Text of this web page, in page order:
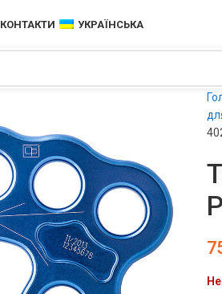
КОНТАКТИ УКРАЇНСЬКА